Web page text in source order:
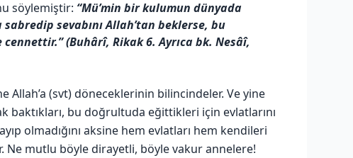
söylemiştir: “Mü’min bir kulumun dünyada
sevabını Allah’tan beklerse, bu
cennettir.” (Buhârî, Rikak 6. Ayrıca bk. Nesâî,
Allah’a (svt) döneceklerinin bilincindeler. Ve yine
baktıkları, bu doğrultuda eğittikleri için evlatlarını
olmadığını aksine hem evlatları hem kendileri
mutlu böyle dirayetli, böyle vakur annelere!